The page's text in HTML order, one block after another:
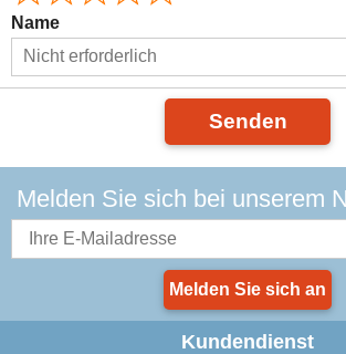
Name
Senden
Melden Sie sich bei unserem
Melden Sie sich an
Kundendienst